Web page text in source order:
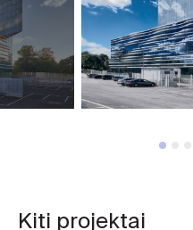
Kiti projektai